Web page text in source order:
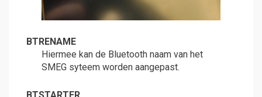
BTRENAME
Hiermee kan de Bluetooth naam van het
SMEG syteem worden aangepast.
BTSTARTER